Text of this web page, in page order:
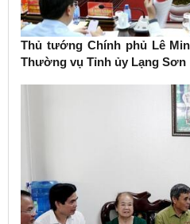
Thủ tướng Chính phủ Lê
Thường vụ Tỉnh ủy Lạng Sơn